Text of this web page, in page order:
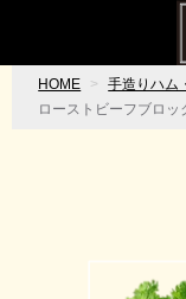
HOME
手造りハム
ローストビーフブロッ